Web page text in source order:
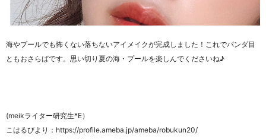
海やプールでも怖くない落ちないアイメイクが完成しました！これでパンダ目
ともおさらばです。思い切り夏の海・プールを楽しんでくださいね♪
(meikライター研究生*E）
こはるびより：https://profile.ameba.jp/ameba/robukun20/